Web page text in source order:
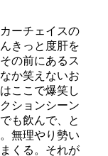
ーチェイスの
きっと度肝を
の前にあるス
か笑えないお
ここで爆笑し
ションシーン
も飲んで、と
無理やり勢い
くる。それが